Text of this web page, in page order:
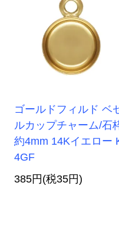
ゴールドフィルド ベ
ルカップチャーム/石
約4mm 14Kイエロー
4GF
385円(税35円)